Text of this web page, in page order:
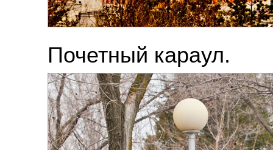
Почетный караул.